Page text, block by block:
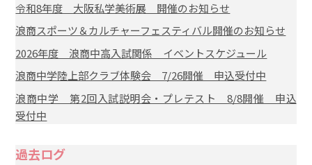
令和8年度 大阪私学美術展 開催のお知らせ
浪商スポーツ＆カルチャーフェスティバル開催のお知らせ
2026年度 浪商中高入試関係 イベントスケジュール
浪商中学陸上部クラブ体験会 7/26開催 申込受付中
浪商中学 第2回入試説明会・プレテスト 8/8開催 申込
受付中
過去ログ